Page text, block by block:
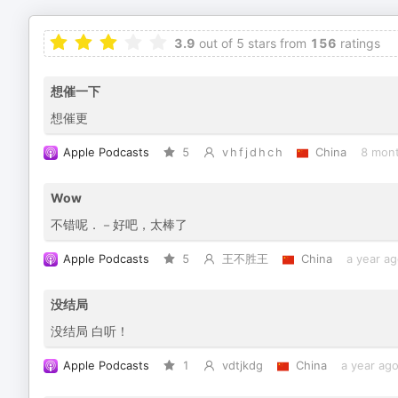
3.9 out of 5 stars from 156 ratings
想催一下
想催更
Apple Podcasts 5 v h f j d h c h China 8
Wow
不错呢．－好吧，太棒了
Apple Podcasts 5 王不胜王 China a year
没结局
没结局 白听！
Apple Podcasts 1 vdtjkdg China a year ago